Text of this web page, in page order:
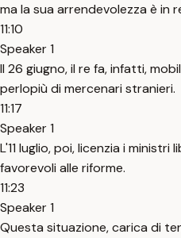
ma la sua arrendevolezza è in
11:10
Speaker 1
Il 26 giugno, il re fa, infatti,
perlopiù di mercenari stranieri.
11:17
Speaker 1
L'11 luglio, poi, licenzia i ministri
favorevoli alle riforme.
11:23
Speaker 1
Questa situazione, carica di